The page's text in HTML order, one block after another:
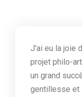
J'ai eu la joie
projet philo-
un grand
gentillesse et